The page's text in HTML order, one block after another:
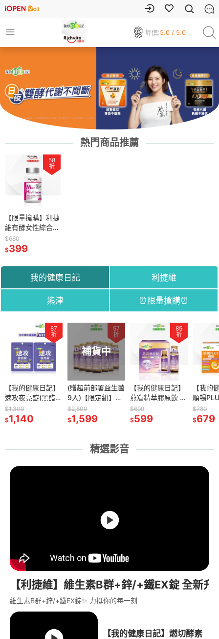
評價:5.0 / 5.0
熱門商品推薦
58
折
【限量搶購】利捷
維有酵女性綜合維
生素+鐵 60錠 (效
期：2027/01/01)
$680
$399
我的健康日記 利捷維
熊津 ⏰限量搶購⏰
87
折
【我的健康日記】
速攻夜亮錠(黑醋栗
&藍莓配方)30日份
2入組
$1,300
$1,140
補貨中
57
折
(贈超前部署益生菌
9入)【限定組】
【我的健康日記】
燕窩精萃膠原飲24
$2,800
$1,599
85
折
【我的健康日記】
燕窩精萃膠原飲 6
入
$699
$599
【我的
順暢
30入
$780
$679
折
金盞花
軟膠囊
補貨中
利捷維有酵維生素
C+D3+鋅發泡錠
利捷維有酵維生素
B群+C+牛磺酸發
利捷維有酵金盞花
葉黃素凍18入
精選影音
【利捷維】維生素B群+鋅/+鐵EX錠 全新升
維生素B群+鋅/+鐵EX錠✨ 力挺你的每一刻
【我的健康日記】燃切酵素